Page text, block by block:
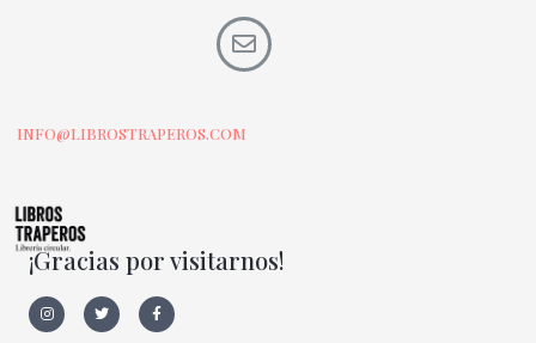
INFO@LIBROSTRAPEROS.COM
¡Gracias por visitarnos!
n
s
t
w
i
t
a
c
e